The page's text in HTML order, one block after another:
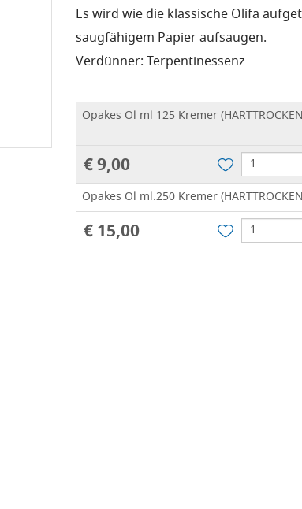
Es wird wie die klassische Olifa
saugfähigem Papier aufsaugen.
Verdünner: Terpentinessenz
Opakes Öl ml 125 Kremer
€ 9,00
Opakes Öl ml.250 Kremer
€ 15,00